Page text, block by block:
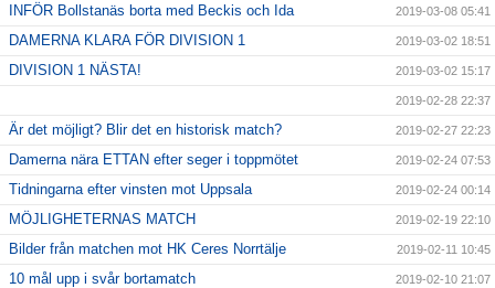
INFÖR Bollstanäs borta med Beckis och Ida 2019-03-08 05:41
DAMERNA KLARA FÖR DIVISION 1 2019-03-02 18:51
DIVISION 1 NÄSTA! 2019-03-02 15:17
2019-02-28 22:37
Är det möjligt? Blir det en historisk match? 2019-02-27 22:23
Damerna nära ETTAN efter seger i toppmötet 2019-02-24 07:53
Tidningarna efter vinsten mot Uppsala 2019-02-24 00:14
MÖJLIGHETERNAS MATCH 2019-02-19 22:10
Bilder från matchen mot HK Ceres Norrtälje 2019-02-11 10:45
10 mål upp i svår bortamatch 2019-02-10 21:07